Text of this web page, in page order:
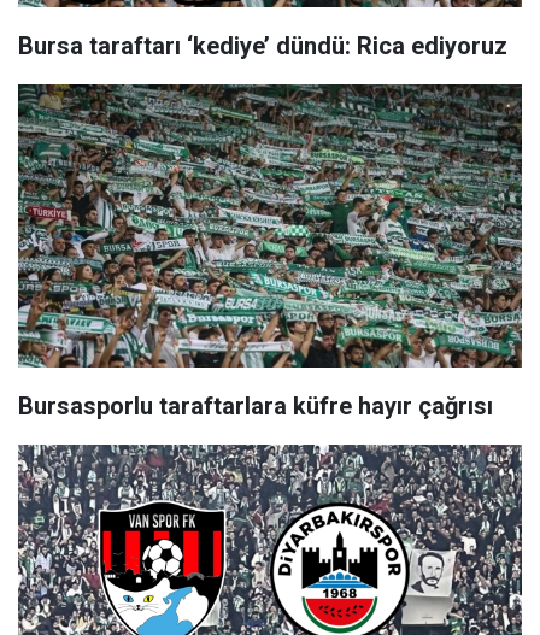
Bursa taraftarı ‘kediye’ dündü: Rica ediyoruz
Bursasporlu taraftarlara küfre hayır çağrısı